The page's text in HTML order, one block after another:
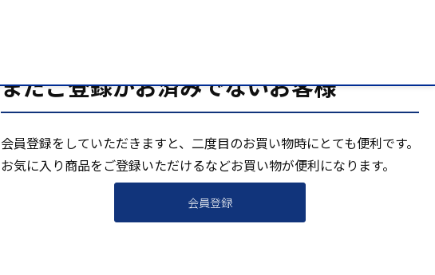
まだご登録がお済みでないお客様
会員登録をしていただきますと、二度目のお買い物時にとても便利です。
お気に入り商品をご登録いただけるなどお買い物が便利になります。
会員登録